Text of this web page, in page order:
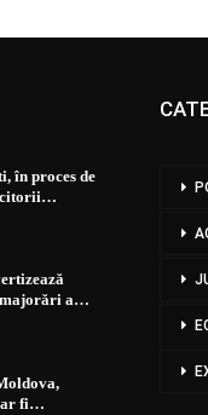
în proces de
majorări a…
ar fi…